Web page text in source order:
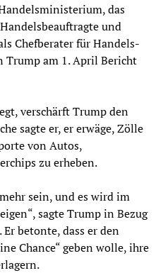
das
und
Chefberater für Handels-
am 1. April Bericht
verschärft Trump den
sagte er, er erwäge, Zölle
von Autos,
zu erheben.
sein, und es wird im
sagte Trump in Bezug
betonte, dass er den
Chance“ geben wolle, ihre